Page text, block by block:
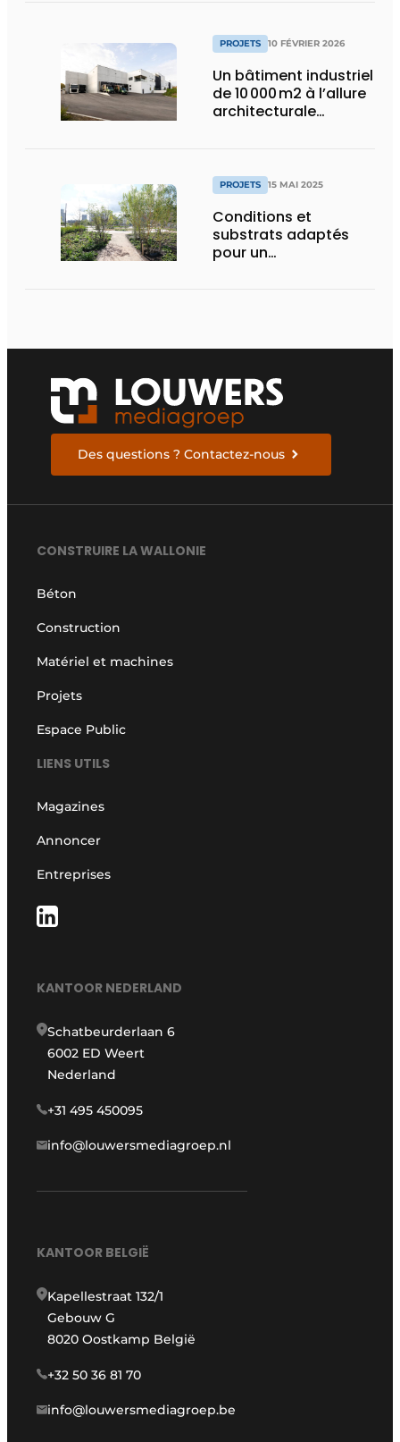
PROJETS 10 FÉVRIER 2026
Un bâtiment industriel
de 10 000 m2 à l’allure
architecturale
PROJETS 15 MAI 2025
Conditions et
substrats adaptés
pour un
Des questions ? Contactez-nous
CONSTRUIRE LA WALLONIE
Béton
Construction
Matériel et machines
Projets
Espace Public
LIENS UTILS
Magazines
Annoncer
Entreprises
KANTOOR NEDERLAND
Schatbeurderlaan 6
6002 ED Weert
Nederland
+31 495 450095
info@louwersmediagroep.nl
KANTOOR BELGIË
Kapellestraat 132/1
Gebouw G
8020 Oostkamp België
+32 50 36 81 70
info@louwersmediagroep.be